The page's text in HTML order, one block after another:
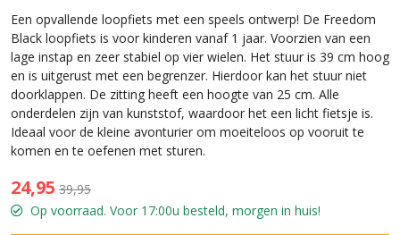
Een opvallende loopfiets met een speels ontwerp! De Freedom
Black loopfiets is voor kinderen vanaf 1 jaar. Voorzien van een
lage instap en zeer stabiel op vier wielen. Het stuur is 39 cm hoog
en is uitgerust met een begrenzer. Hierdoor kan het stuur niet
doorklappen. De zitting heeft een hoogte van 25 cm. Alle
onderdelen zijn van kunststof, waardoor het een licht fietsje is.
Ideaal voor de kleine avonturier om moeiteloos op vooruit te
komen en te oefenen met sturen.
24,95 39,95
Op voorraad. Voor 17:00u besteld, morgen in huis!